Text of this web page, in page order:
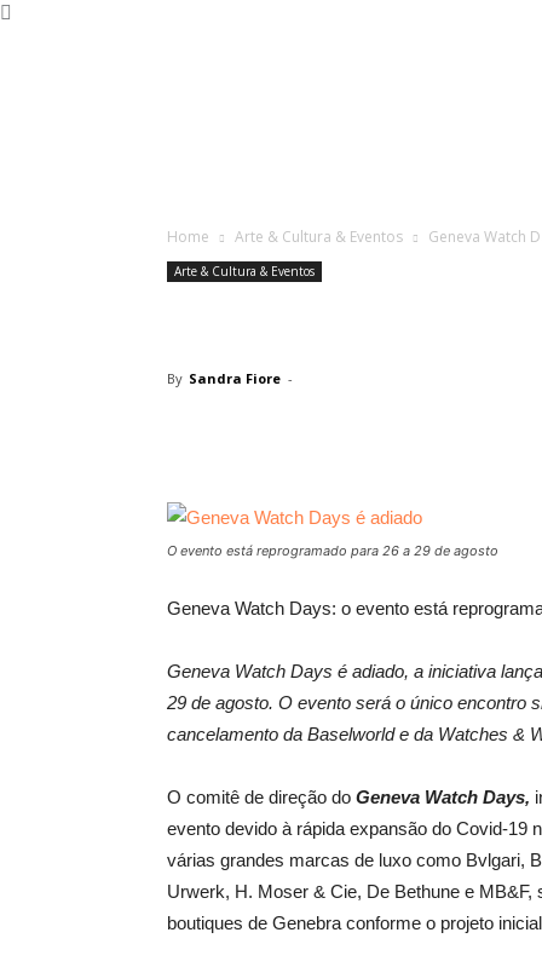
Home Arte & Cultura & Eventos Geneva Watch
Arte & Cultura & Eventos
By Sandra Fiore -
O evento está reprogramado para 26 a 29 de agosto
Geneva Watch Days: o evento está
Geneva Watch Days é adiado, a iniciativa
29 de agosto. O evento será o único encontro
cancelamento da Baselworld e da Watches &
O comitê de direção do Geneva Watch Days,
evento devido à rápida expansão do Covid-19
várias grandes marcas de luxo como Bvlgari,
Urwerk, H. Moser & Cie, De Bethune e
boutiques de Genebra conforme o projeto